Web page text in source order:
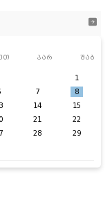
პარ შაბ
1
7
8
14
15
21
22
28
29